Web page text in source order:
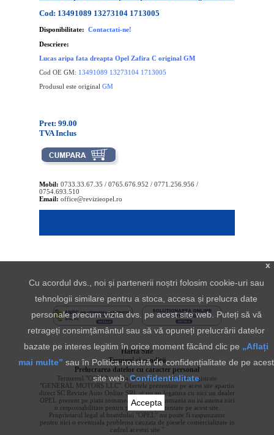
Cod: 13491089 13273104 1713005
Disponibilitate: Contactati-ne!
Descriere:
Lucas aripa fata dreapta Opel Zafira C original GM
Cod OE GM: 13491089 13273104 1713005
Produsul este original GM
Pret: 99.00
TVA Inclus
Mobil: 0733.33.67.35 / 0765.676.952 / 0771.256.956 /
0754.693.510
Email: office@revizieopel.ro
Harta Site
Termeni si conditii
Prelucrarea datelor cu caracter personal
Termenul "OPEL" si sigla aferenta sunt marci inregistrate
"GENERAL MOTORS LLC". Ofertele prezentate pe acest site apartin
direct SC Revizie Auto Online SRL si nu au legatura cu nici un dealer
OPEL prezent pe piata romaneasca. OPEL Romania nu isi asuma nici
o responsabilitate pentru produsele prezentate pe acest site.
Proprietarul legal al brandului "OPEL" nu poate fi raspunzator
pentru nici o eventuala problema cauzata de piesele comercializate in
cadrul acestui site."
x
Cu acordul dvs., noi și partenerii noștri folosim cookie-uri sau
tehnologii similare pentru a stoca, accesa și prelucra date
personale precum vizita dvs. pe acest site web. Puteți să vă
retrageți consimțământul sau să vă opuneți prelucrării datelor
bazate pe interes legitim în orice moment făcând clic pe „Aflați
mai multe” sau în Politica noastră de confidențialitate de pe acest
site web.Confidentialitate
Accepta